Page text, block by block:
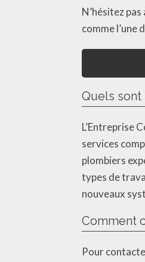
N’hésitez
comme l’une
Quels sont
L’Entreprise
services
plombiers
types de
nouveaux
Comment
Pour